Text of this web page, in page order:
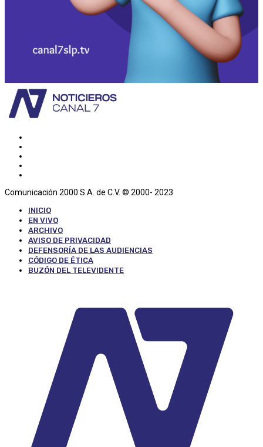
Comunicación 2000 S.A. de C.V. © 2000- 2023
INICIO
EN VIVO
ARCHIVO
AVISO DE PRIVACIDAD
DEFENSORÍA DE LAS AUDIENCIAS
CÓDIGO DE ÉTICA
BUZÓN DEL TELEVIDENTE